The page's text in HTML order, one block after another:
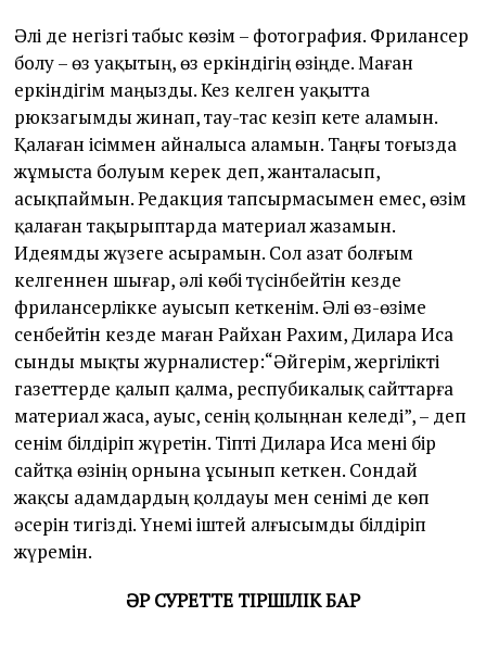
Әлі де негізгі табыс көзім – фотография. Фрилансер
болу – өз уақытың, өз еркіндігің өзіңде. Маған
еркіндігім маңызды. Кез келген уақытта
рюкзагымды жинап, тау-тас кезіп кете аламын.
Қалаған ісіммен айналыса аламын. Таңғы тоғызда
жұмыста болуым керек деп, жанталасып,
асықпаймын. Редакция тапсырмасымен емес, өзім
қалаған тақырыптарда материал жазамын.
Идеямды жүзеге асырамын. Сол азат болғым
келгеннен шығар, әлі көбі түсінбейтін кезде
фрилансерлікке ауысып кеткенім. Әлі өз-өзіме
сенбейтін кезде маған Райхан Рахим, Дилара Иса
сынды мықты журналистер:“Әйгерім, жергілікті
газеттерде қалып қалма, респубикалық сайттарға
материал жаса, ауыс, сенің қолыңнан келеді”, – деп
сенім білдіріп жүретін. Тіпті Дилара Иса мені бір
сайтқа өзінің орнына ұсынып кеткен. Сондай
жақсы адамдардың қолдауы мен сенімі де көп
әсерін тигізді. Үнемі іштей алғысымды білдіріп
жүремін.
ӘР СУРЕТТЕ ТІРШІЛІК БАР